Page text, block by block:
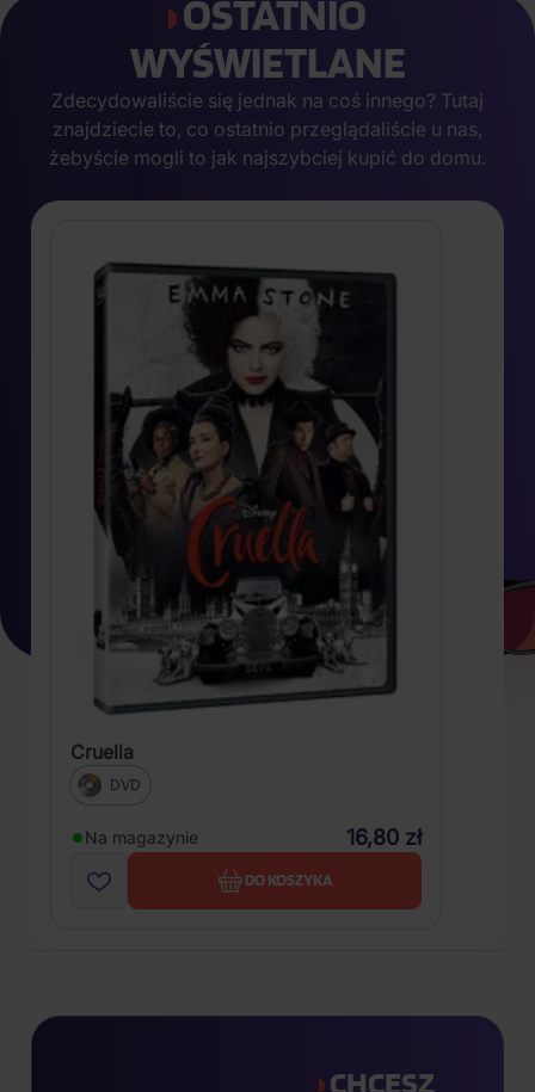
OSTATNIO
WYŚWIETLANE
Zdecydowaliście się jednak na coś innego? Tutaj
znajdziecie to, co ostatnio przeglądaliście u nas,
żebyście mogli to jak najszybciej kupić do domu.
Cruella
DVD
Na magazynie 16,80 zł
DO KOSZYKA
CHCESZ